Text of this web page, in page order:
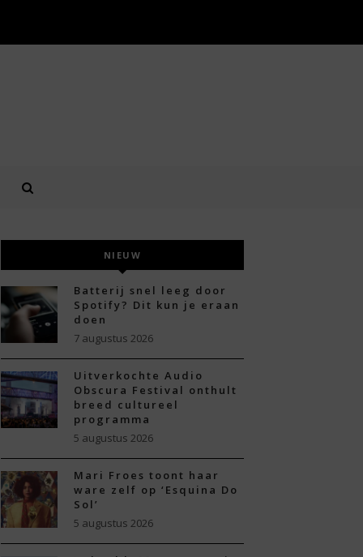
NIEUW
Batterij snel leeg door
Spotify? Dit kun je eraan
doen
7 augustus 2026
Uitverkochte Audio
Obscura Festival onthult
breed cultureel
programma
5 augustus 2026
Mari Froes toont haar
ware zelf op ‘Esquina Do
Sol’
5 augustus 2026